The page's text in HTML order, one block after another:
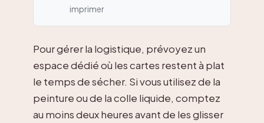
imprimer
Pour gérer la logistique, prévoyez un
espace dédié où les cartes restent à plat
le temps de sécher. Si vous utilisez de la
peinture ou de la colle liquide, comptez
au moins deux heures avant de les glisser